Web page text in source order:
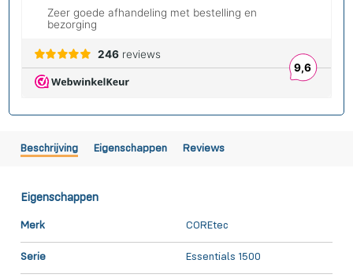
Beschrijving Eigenschappen Reviews
Eigenschappen
Merk COREtec
Serie Essentials 1500